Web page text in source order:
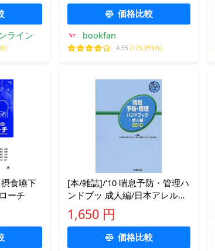
ライン
)
価格比較
bookfan
4.55 (125,859件)
ーチ
[本/雑誌]/'10 喘息予防・管理ハ
ンドブッ 成人編/日本アレルギ
ー学会喘(単行本・ムック)
1,650 円
価格比較